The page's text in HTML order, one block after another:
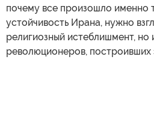
почему все произошло именно
устойчивость Ирана, нужно
религиозный истеблишмент, но
революционеров, построивших